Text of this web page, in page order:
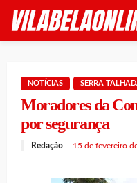
NOTÍCIAS SERRA
Moradores da
por segurança
Redação 15 de fevereiro